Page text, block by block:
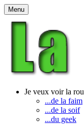
Menu
Je veux voir la
...de la faim
...de la soif
...du geek